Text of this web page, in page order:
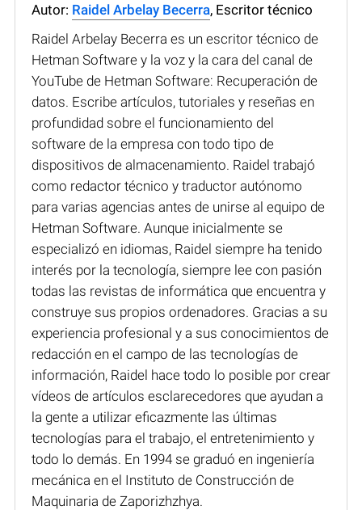
Autor: Raidel Arbelay Becerra, Escritor técnico
Raidel Arbelay Becerra es un escritor técnico de
Hetman Software y la voz y la cara del canal de
YouTube de Hetman Software: Recuperación de
datos. Escribe artículos, tutoriales y reseñas en
profundidad sobre el funcionamiento del
software de la empresa con todo tipo de
dispositivos de almacenamiento. Raidel trabajó
como redactor técnico y traductor autónomo
para varias agencias antes de unirse al equipo de
Hetman Software. Aunque inicialmente se
especializó en idiomas, Raidel siempre ha tenido
interés por la tecnología, siempre lee con pasión
todas las revistas de informática que encuentra y
construye sus propios ordenadores. Gracias a su
experiencia profesional y a sus conocimientos de
redacción en el campo de las tecnologías de
información, Raidel hace todo lo posible por crear
vídeos de artículos esclarecedores que ayudan a
la gente a utilizar eficazmente las últimas
tecnologías para el trabajo, el entretenimiento y
todo lo demás. En 1994 se graduó en ingeniería
mecánica en el Instituto de Construcción de
Maquinaria de Zaporizhzhya.